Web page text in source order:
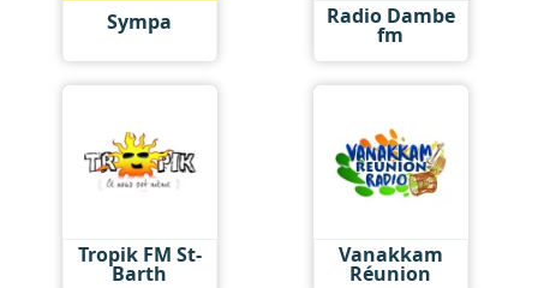
Sympa Radio Dambe
fm
Tropik FM St-
Barth
Vanakkam
Réunion